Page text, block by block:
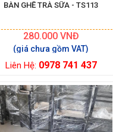
BÀN GHẾ TRÀ SỮA - TS113
280.000VNĐ
Liên Hệ: 0978 741 437